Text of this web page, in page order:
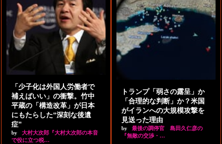
「少子化は外国人労働者で
補えばいい」の衝撃。竹中
平蔵の「構造改革」が日本
にもたらした“深刻な後遺
症”
by
大村大次郎『大村大次郎の本音
で役に立つ税…
トランプ「弱さの露呈」か
「合理的な判断」か？米国
がイランへの大規模攻撃を
見送った理由
by
最後の調停官 島田久仁彦の
『無敵の交渉・…